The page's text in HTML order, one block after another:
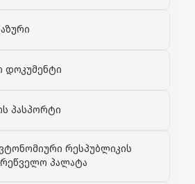
დოკუმენტი
პასპორტი
რესპუბლიკის
პალატა